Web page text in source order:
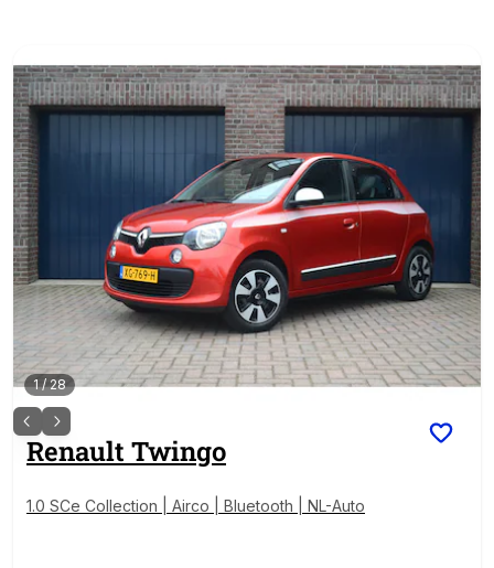
1/28
Renault Twingo
1.0 SCe Collection | Airco | Bluetooth | NL-Auto